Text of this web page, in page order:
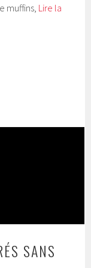
muffins, Lire la
SANS